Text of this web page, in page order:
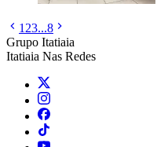
1 23...8
Grupo Itatiaia
Itatiaia Nas Redes